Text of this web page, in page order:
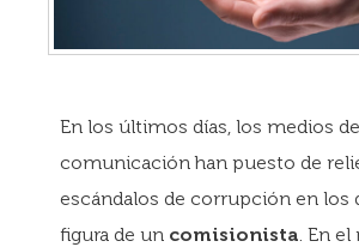
En los últimos días, los medios de
comunicación han puesto de
escándalos de corrupción en los
figura de un comisionista . En